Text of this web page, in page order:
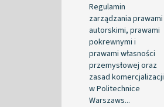
Regulamin
zarządzania prawami
autorskimi, prawami
pokrewnymi i
prawami własności
przemysłowej oraz
zasad komercjalizacji
w Politechnice
Warszaws...